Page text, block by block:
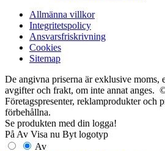
Allmänna villkor
Integritetspolicy
Ansvarsfriskrivning
Cookies
Sitemap
De angivna priserna är exklusive moms,
avgifter och frakt, om inte annat anges.
Företagspresenter, reklamprodukter och
förbehållna.
Se produkten med din logga!
På Av Visa nu Byt logotyp
Av